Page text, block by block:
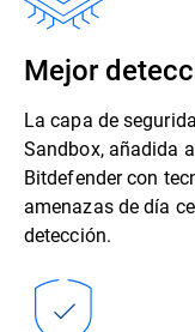
Mejor
La capa de
Sandbox, añadida
Bitdefender con
amenazas de día
detección.